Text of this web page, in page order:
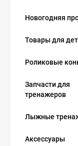
Новогодняя
Товары для
Роликовые
Запчасти для
тренажеров
Лыжные
Аксессуары